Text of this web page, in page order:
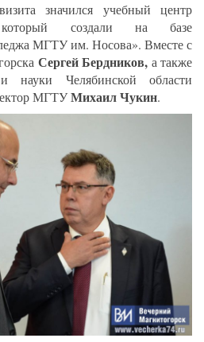
значился учебный центр
который создали на базе
МГТУ им. Носова». Вместе с
Сергей Бердников, а также
науки Челябинской области
МГТУМихаил Чукин.